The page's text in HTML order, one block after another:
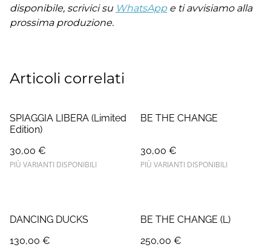
disponibile, scrivici su WhatsAppe ti avvisiamo alla
prossima produzione.
Articoli correlati
SPIAGGIA LIBERA (Limited
Edition)
30,00 €
PIÙ VARIANTI DISPONIBILI
BE THE CHANGE
30,00 €
PIÙ VARIANTI DISPONIBILI
DANCING DUCKS
130,00 €
BE THE CHANGE (L)
250,00 €